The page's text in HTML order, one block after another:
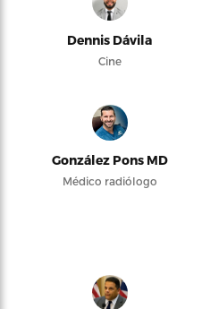
Dennis Dávila
Cine
González Pons MD
Médico radiólogo